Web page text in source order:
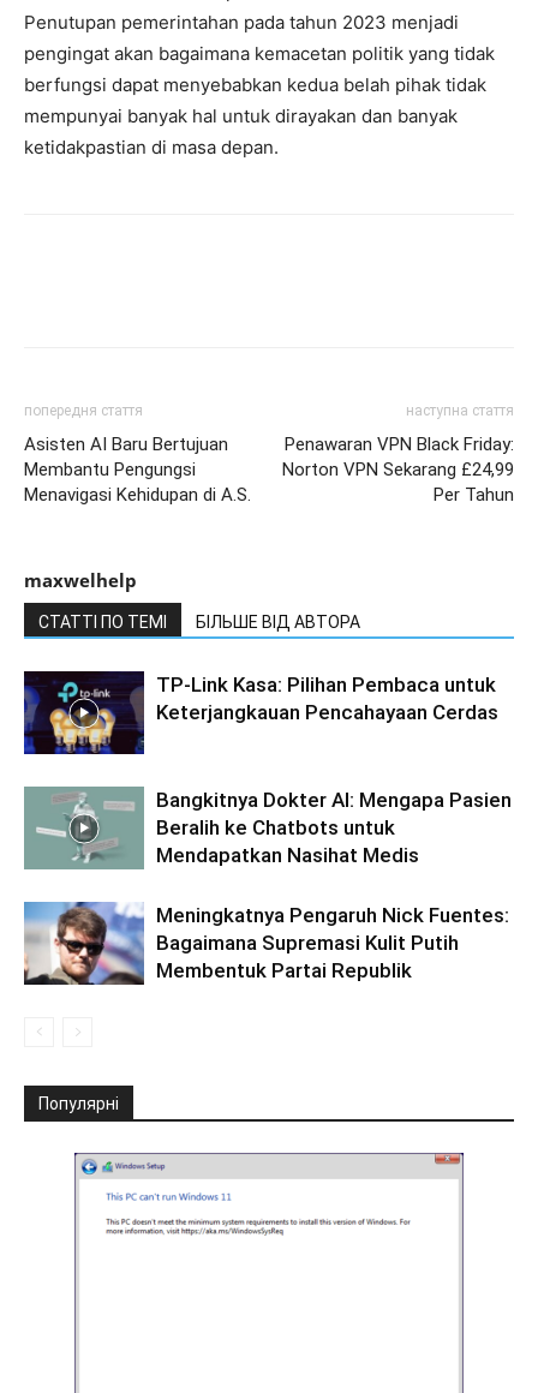
Penutupan pemerintahan pada tahun 2023 menjadi
pengingat akan bagaimana kemacetan politik yang tidak
berfungsi dapat menyebabkan kedua belah pihak tidak
mempunyai banyak hal untuk dirayakan dan banyak
ketidakpastian di masa depan.
попередня стаття
Asisten AI Baru Bertujuan
Membantu Pengungsi
Menavigasi Kehidupan di A.S.
наступна стаття
Penawaran VPN Black Friday:
Norton VPN Sekarang £24,99
Per Tahun
maxwelhelp
СТАТТІ ПО ТЕМІ БІЛЬШЕ ВІД АВТОРА
TP-Link Kasa: Pilihan Pembaca untuk
Keterjangkauan Pencahayaan Cerdas
Bangkitnya Dokter AI: Mengapa Pasien
Beralih ke Chatbots untuk
Mendapatkan Nasihat Medis
Meningkatnya Pengaruh Nick Fuentes:
Bagaimana Supremasi Kulit Putih
Membentuk Partai Republik
Популярні